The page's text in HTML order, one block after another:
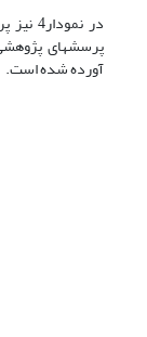
در
پرسشهای
آورده شده است.